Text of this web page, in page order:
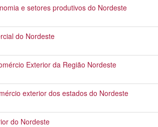
e setores produtivos do Nordeste
do Nordeste
Exterior da Região Nordeste
exterior dos estados do Nordeste
do Nordeste